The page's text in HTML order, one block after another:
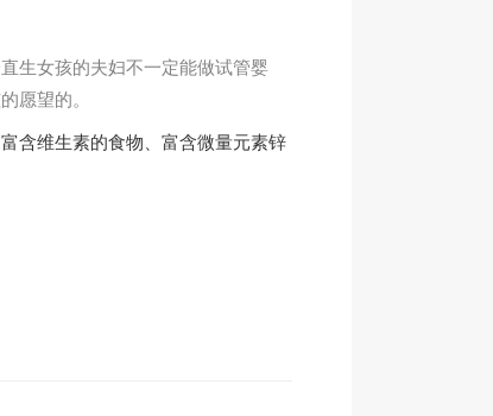
生女孩的夫妇不一定能做试管婴
愿望的。
含维生素的食物、富含微量元素锌